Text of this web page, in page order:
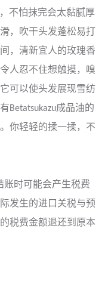
不怕抹完会太黏腻厚
，吹干头发蓬松易打
，清新宜人的玫瑰香
人忍不住想触摸，嗅
可以使头发展现雪纺
Betatsukazu成品油的
你轻轻的揉一揉，不
账时可能会产生税费
发生的进口关税与预
税费金额退还到原本